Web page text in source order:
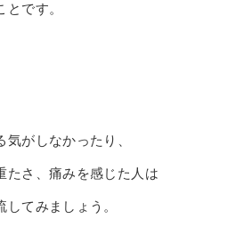
です。
がしなかったり、
たさ、痛みを感じた人は
てみましょう。